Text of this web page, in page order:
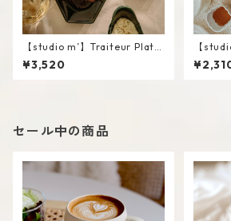
【studio m’】Traiteur Plate
#Navy / L
¥3,520
【
l plate /
セール中の商品